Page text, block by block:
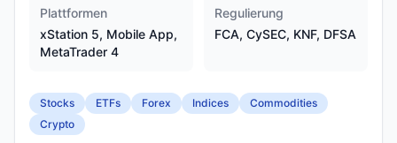
Plattformen
xStation 5, Mobile App,
MetaTrader 4
Regulierung
FCA, CySEC, KNF, DFSA
Stocks ETFs Forex Indices
Commodities
Crypto